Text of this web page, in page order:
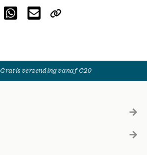
Gratis verzending vanaf €20